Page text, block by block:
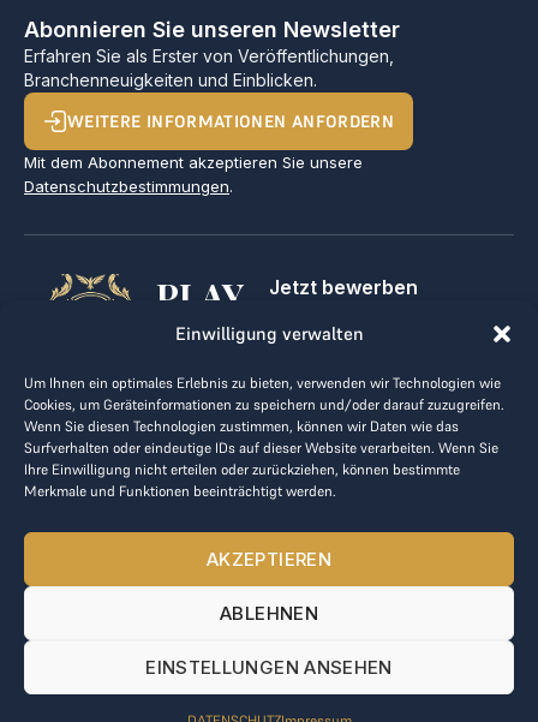
Einwilligung verwalten
Um Ihnen ein optimales Erlebnis zu bieten, verwenden wir Technologien wie
Cookies, um Geräteinformationen zu speichern und/oder darauf zuzugreifen.
Wenn Sie diesen Technologien zustimmen, können wir Daten wie das
Surfverhalten oder eindeutige IDs auf dieser Website verarbeiten. Wenn Sie
Ihre Einwilligung nicht erteilen oder zurückziehen, können bestimmte
Merkmale und Funktionen beeinträchtigt werden.
AKZEPTIEREN
ABLEHNEN
EINSTELLUNGEN ANSEHEN
Abonnieren Sie unseren Newsletter
Erfahren Sie als Erster von Veröffentlichungen,
Branchenneuigkeiten und Einblicken.
WEITERE INFORMATIONEN ANFORDERN
Mit dem Abonnement akzeptieren Sie unsere
Datenschutzbestimmungen.
PLAY
GOLF,
MAKE
BUSINESS
Jetzt bewerben
Kontakt
AGB
Datenrichtlinie
kontakt@the-loge.com
Unser freundliches Team hilft Ihnen gerne weiter.
Mo-Fr von 8:00 bis 17:00 Uhr.
© 2025 The LOGE. Alle Rechte vorbehalten.